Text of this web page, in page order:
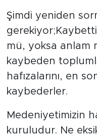
Şimdi yeniden
mü, yoksa anlam
kaybeden
hafızalarını, en
kaybederler.
Medeniyetimizin
kuruludur. Ne